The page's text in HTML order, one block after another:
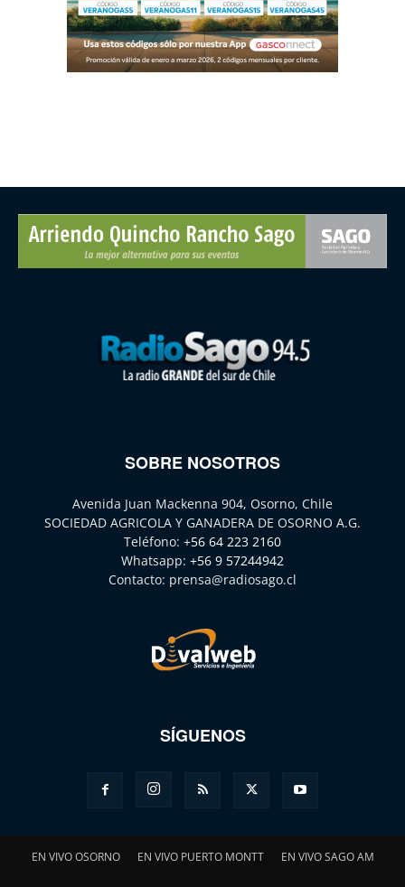
SOBRE NOSOTROS
Avenida Juan Mackenna 904, Osorno, Chile
SOCIEDAD AGRICOLA Y GANADERA DE OSORNO A.G.
Teléfono: +56 64 223 2160
Whatsapp: +56 9 57244942
Contacto: prensa@radiosago.cl
SÍGUENOS
EN VIVO OSORNO EN VIVO PUERTO MONTT EN VIVO SAGO AM